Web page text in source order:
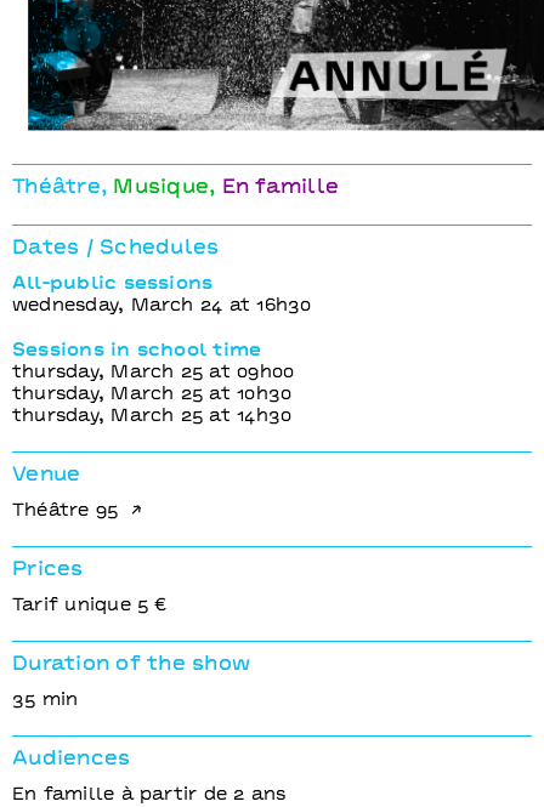
La Mécanique du vent
Un château en Espagne
Théâtre Musique En famille
Dates / Schedules
All-public sessions
wednesday, March 24 at 16h30
Sessions in school time
thursday, March 25 at 09h00
thursday, March 25 at 10h30
thursday, March 25 at 14h30
Venue
Théâtre 95
Prices
Tarif unique 5 €
Duration of the show
35 min
Audiences
En famille à partir de 2 ans